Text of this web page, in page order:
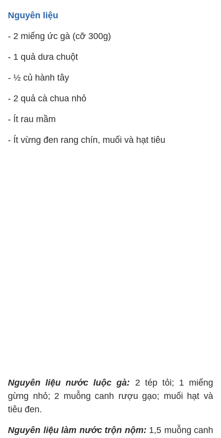
Nguyên liệu
- 2 miếng ức gà (cỡ 300g)
- 1 quả dưa chuột
- ½ củ hành tây
- 2 quả cà chua nhỏ
- Ít rau mầm
- Ít vừng đen rang chín, muối và hạt tiêu
Nguyên liệu nước luộc gà: 2 tép tỏi; 1 miếng
gừng nhỏ; 2 muỗng canh rượu gạo; muối hạt và
tiêu đen.
Nguyên liệu làm nước trộn nộm: 1,5 muỗng canh